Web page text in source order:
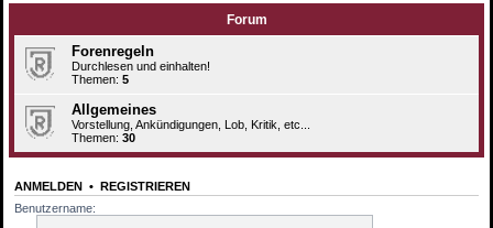
Forum
Forenregeln
Durchlesen und einhalten!
Themen: 5
Allgemeines
Vorstellung, Ankündigungen, Lob, Kritik, etc...
Themen: 30
ANMELDEN • REGISTRIEREN
Benutzername: